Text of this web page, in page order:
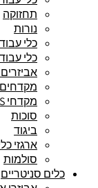
תחזוקה
נורות
כלי
כלי
מקדחים
מקדחי SDS
סוכות
ביגוד
ארגזי
סולמות
כלים סניטריים